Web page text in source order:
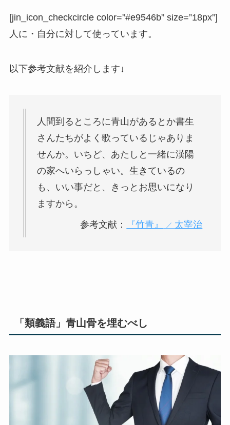
[jin_icon_checkcircle color=”#e9546b” size=”18px”]
人に・ 自分に対して使っています。
以下参考文献を紹介します↓
人間到 るところに青山があるとか書生
さんたちがよく歌っているじゃありま
せんか。いちど、あたしと一緒に漢陽
の家へいらっしゃい。生きているの
も、いい事だと、きっとお思いになり
ますから。
参考文献： 『竹青』 ／ 太宰治
「類義語」青山骨を埋むべし